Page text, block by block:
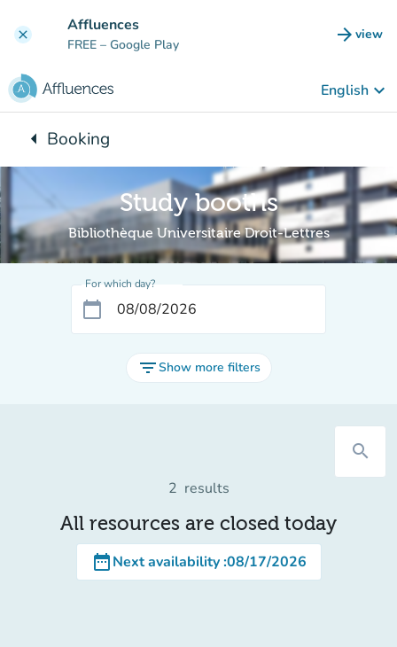
clear Affluences
FREE – Google Play arrow_forward view
(new
English keyboard_arrow_down
arrow_leftBack to:
Booking
Study booths
Bibliothèque Universitaire Droit-Lettres
For which day?
calendar_today
filter_listShow more filters
search
2 results
All resources are closed today
date_rangeNext availability:08/17/2026